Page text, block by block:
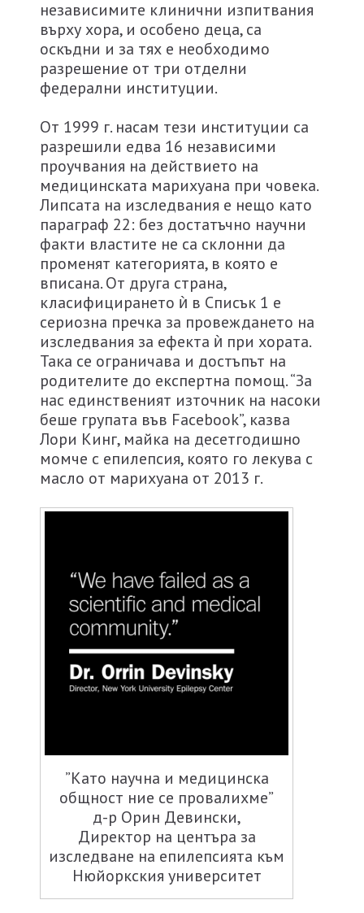
независимите клинични изпитвания
върху хора, и особено деца, са
оскъдни и за тях е необходимо
разрешение от три отделни
федерални институции.
От 1999 г. насам тези институции са
разрешили едва 16 независими
проучвания на действието на
медицинската марихуана при човека.
Липсата на изследвания е нещо като
параграф 22: без достатъчно научни
факти властите не са склонни да
променят категорията, в която е
вписана. От друга страна,
класифицирането ѝ в Списък 1 е
сериозна пречка за провеждането на
изследвания за ефекта ѝ при хората.
Така се ограничава и достъпът на
родителите до експертна помощ. “За
нас единственият източник на насоки
беше групата във Facebook”, казва
Лори Кинг, майка на десетгодишно
момче с епилепсия, която го лекува с
масло от марихуана от 2013 г.
”Като научна и медицинска
общност ние се провалихме”
д-р Орин Девински,
Директор на центъра за
изследване на епилепсията към
Нюйоркския университет